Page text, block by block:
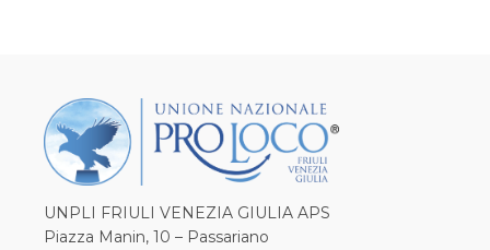
UNPLI FRIULI VENEZIA GIULIA APS
Piazza Manin, 10 – Passariano